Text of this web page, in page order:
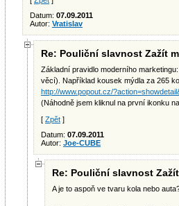
Datum: 07.09.2011
Autor: Vratislav
Re: Pouliční slavnost Zažít
Základní pravidlo moderního
věcí). Například kousek mýdla za 265
http://www.popout.cz/
(Náhodně jsem kliknul na první ikonku
[ Zpět ]
Datum: 07.09.2011
Autor: Joe-CUBE
Re: Pouliční slavnost
A je to aspoň ve tvaru kola nebo